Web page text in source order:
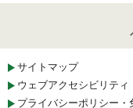
サイトマップ
ウェブアクセシビリティ
プライバシーポリシー・